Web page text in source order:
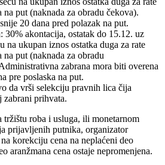
put (naknada za obradu čekova).
20 dana pred polazak na put.
30% akontacija, ostatak do 15.12. uz
na ukupan iznos ostatka duga za rate
put (naknada za obradu
zabrana mora biti overena
pre poslaska na put.
da vrši selekciju pravnih lica čija
zabrani prihvata.
tržištu roba i usluga, ili monetarnom
prijavljenih putnika, organizator
korekciju cena na neplaćeni deo
aranžmana cena ostaje nepromenjena.